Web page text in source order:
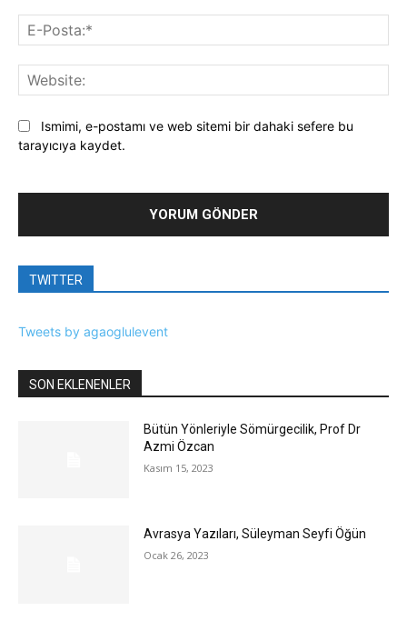
Ismimi, e-postamı ve web sitemi bir dahaki sefere bu
tarayıcıya kaydet.
TWITTER
Tweets by agaoglulevent
SON EKLENENLER
Bütün Yönleriyle Sömürgecilik, Prof Dr
Azmi Özcan
Kasım 15, 2023
Avrasya Yazıları, Süleyman Seyfi Öğün
Ocak 26, 2023